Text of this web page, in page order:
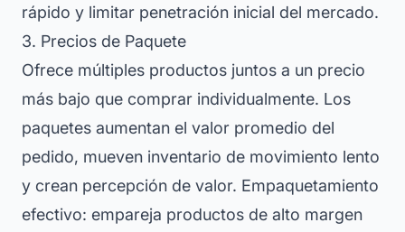
rápido y limitar penetración inicial del mercado.
3. Precios de Paquete
Ofrece múltiples productos juntos a un precio
más bajo que comprar individualmente. Los
paquetes aumentan el valor promedio del
pedido, mueven inventario de movimiento lento
y crean percepción de valor. Empaquetamiento
efectivo: empareja productos de alto margen